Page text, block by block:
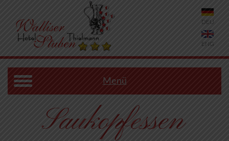
DEU
ENG
Menü
Saukopfessen